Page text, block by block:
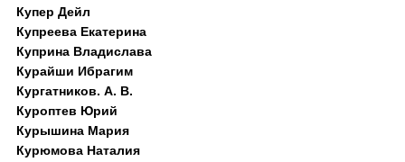
Купер Дейл
Купреева Екатерина
Куприна Владислава
Курайши Ибрагим
Кургатников. А. В.
Куроптев Юрий
Курышина Мария
Курюмова Наталия